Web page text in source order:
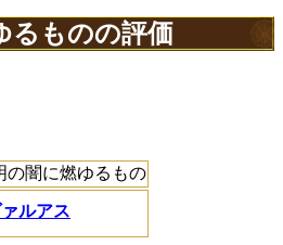
るものの評価
の闇に燃ゆるもの
ルアス